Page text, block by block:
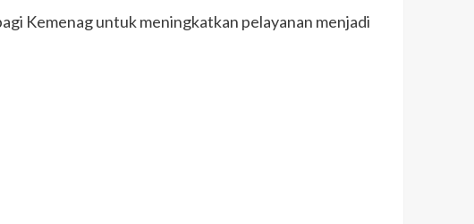
Kemenag untuk meningkatkan pelayanan menjadi